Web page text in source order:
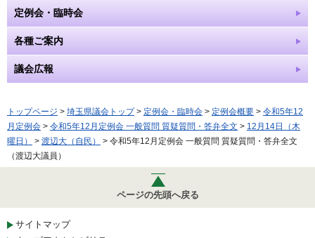
定例会・臨時会
各種ご案内
議会広報
トップページ > 埼玉県議会トップ> 定例会・臨時会 > 定例会概要 > 令和5年12
月定例会 > 令和5年12月定例会 一般質問 質疑質問・答弁全文 > 12月14日（木
曜日）
> 渡辺大（自民）
> 令和5年12月定例会 一般質問 質疑質問・答弁全文
（渡辺大議員）
ページの先頭へ戻る
サイトマップ